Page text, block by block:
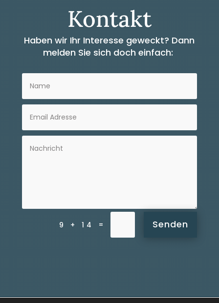
Kontakt
Haben wir Ihr Interesse geweckt? Dann
melden Sie sich doch einfach:
9 + 14 = Senden